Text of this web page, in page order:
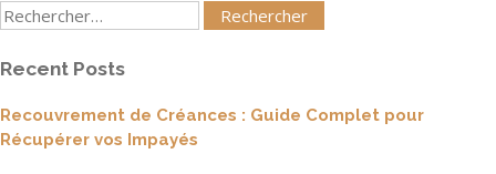
Rechercher
:
Recent Posts
Recouvrement de Créances : Guide Complet pour
Récupérer vos Impayés